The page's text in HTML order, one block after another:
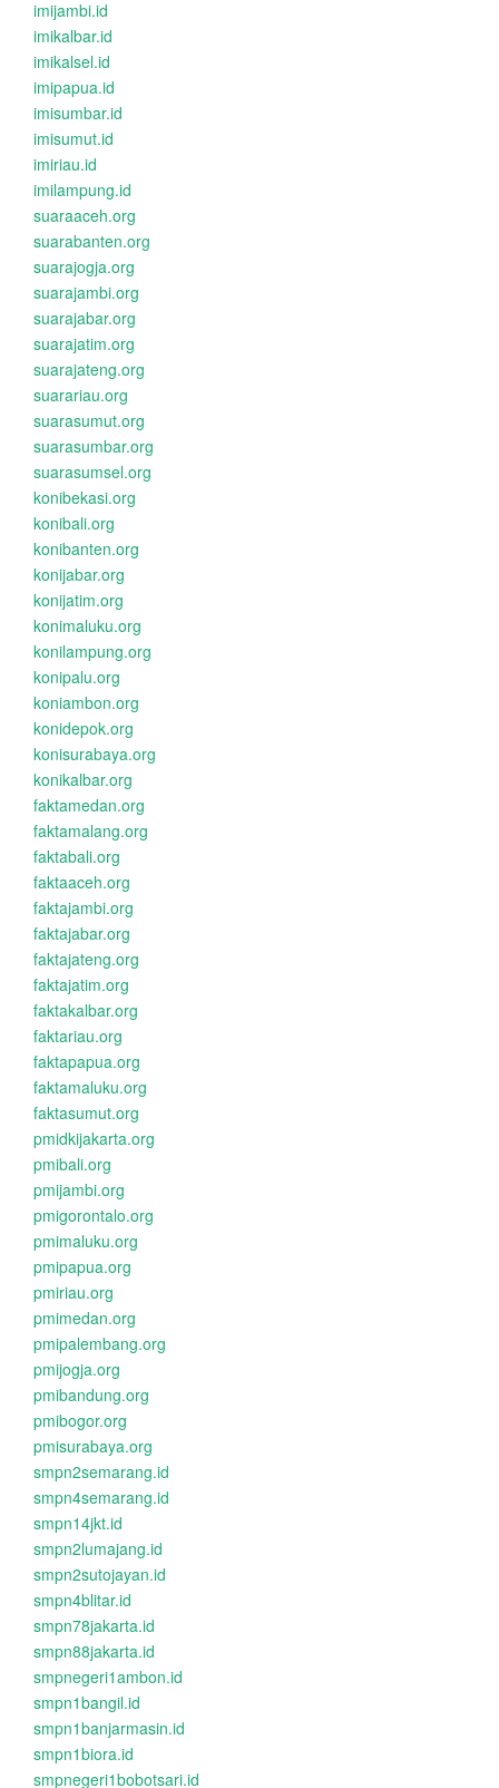
imijambi.id
imikalbar.id
imikalsel.id
imipapua.id
imisumbar.id
imisumut.id
imiriau.id
imilampung.id
suaraaceh.org
suarabanten.org
suarajogja.org
suarajambi.org
suarajabar.org
suarajatim.org
suarajateng.org
suarariau.org
suarasumut.org
suarasumbar.org
suarasumsel.org
konibekasi.org
konibali.org
konibanten.org
konijabar.org
konijatim.org
konimaluku.org
konilampung.org
konipalu.org
koniambon.org
konidepok.org
konisurabaya.org
konikalbar.org
faktamedan.org
faktamalang.org
faktabali.org
faktaaceh.org
faktajambi.org
faktajabar.org
faktajateng.org
faktajatim.org
faktakalbar.org
faktariau.org
faktapapua.org
faktamaluku.org
faktasumut.org
pmidkijakarta.org
pmibali.org
pmijambi.org
pmigorontalo.org
pmimaluku.org
pmipapua.org
pmiriau.org
pmimedan.org
pmipalembang.org
pmijogja.org
pmibandung.org
pmibogor.org
pmisurabaya.org
smpn2semarang.id
smpn4semarang.id
smpn14jkt.id
smpn2lumajang.id
smpn2sutojayan.id
smpn4blitar.id
smpn78jakarta.id
smpn88jakarta.id
smpnegeri1ambon.id
smpn1bangil.id
smpn1banjarmasin.id
smpn1biora.id
smpnegeri1bobotsari.id